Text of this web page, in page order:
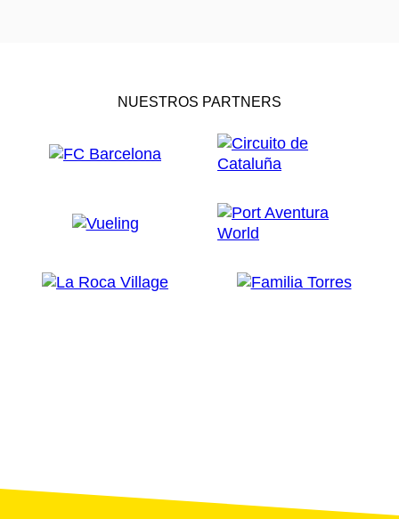
NUESTROS PARTNERS